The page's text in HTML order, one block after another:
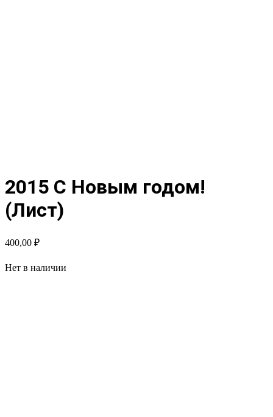
2015 С Новым годом!
(Лист)
400,00 ₽
Нет в наличии